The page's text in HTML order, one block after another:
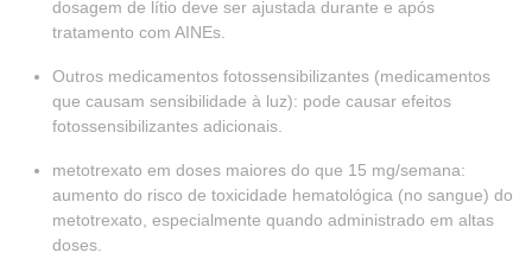
dosagem de lítio deve ser ajustada durante e após
tratamento com AINEs.
Outros medicamentos fotossensibilizantes (medicamentos
que causam sensibilidade à luz): pode causar efeitos
fotossensibilizantes adicionais.
metotrexato em doses maiores do que 15 mg/semana:
aumento do risco de toxicidade hematológica (no sangue) do
metotrexato, especialmente quando administrado em altas
doses.